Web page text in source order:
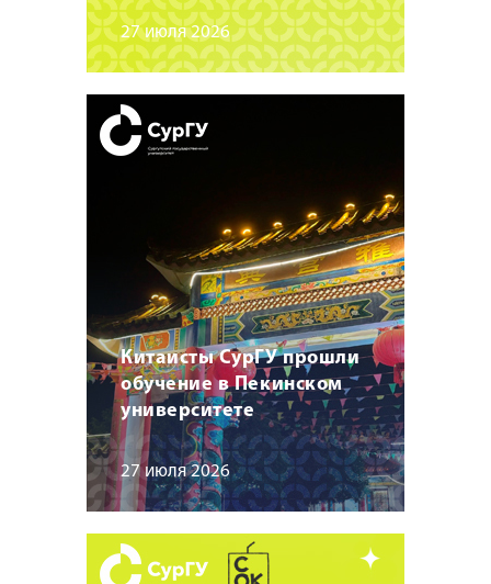
27 июля 2026
Китаисты СурГУ прошли
обучение в Пекинском
университете
27 июля 2026